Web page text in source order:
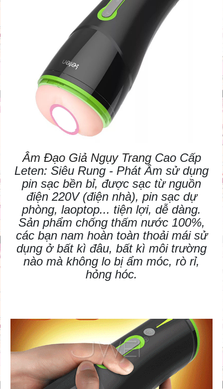
Âm Đạo Giả Ngụy TrangCao Cấp
Leten: Siêu Rung - Phát Âm sử dụng
pin sạc bền bỉ, được sạc từ nguồn
điện 220V (điện nhà), pin sạc dự
phòng, laoptop... tiện lợi, dễ dàng.
Sản phẩm chống thấm nước 100%,
các bạn nam hoàn toàn thoải mái sử
dụng ở bất kì đâu, bất kì môi trường
nào mà không lo bị ẩm móc, rò rỉ,
hỏng hóc.